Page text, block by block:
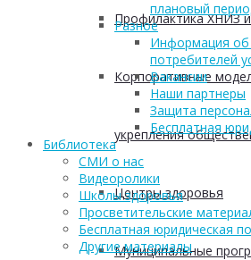
Профилактика ХНИЗ
Корпоративные
укрепления
Центры здоровья
Муниципальные
плановый
Разное
Информация об
потребителей
Вакансии
Наши партнеры
Защита
Бесплатная
Библиотека
СМИ о нас
Видеоролики
Школы здоровья
Просветительские
Бесплатная юридическая
Другие материалы